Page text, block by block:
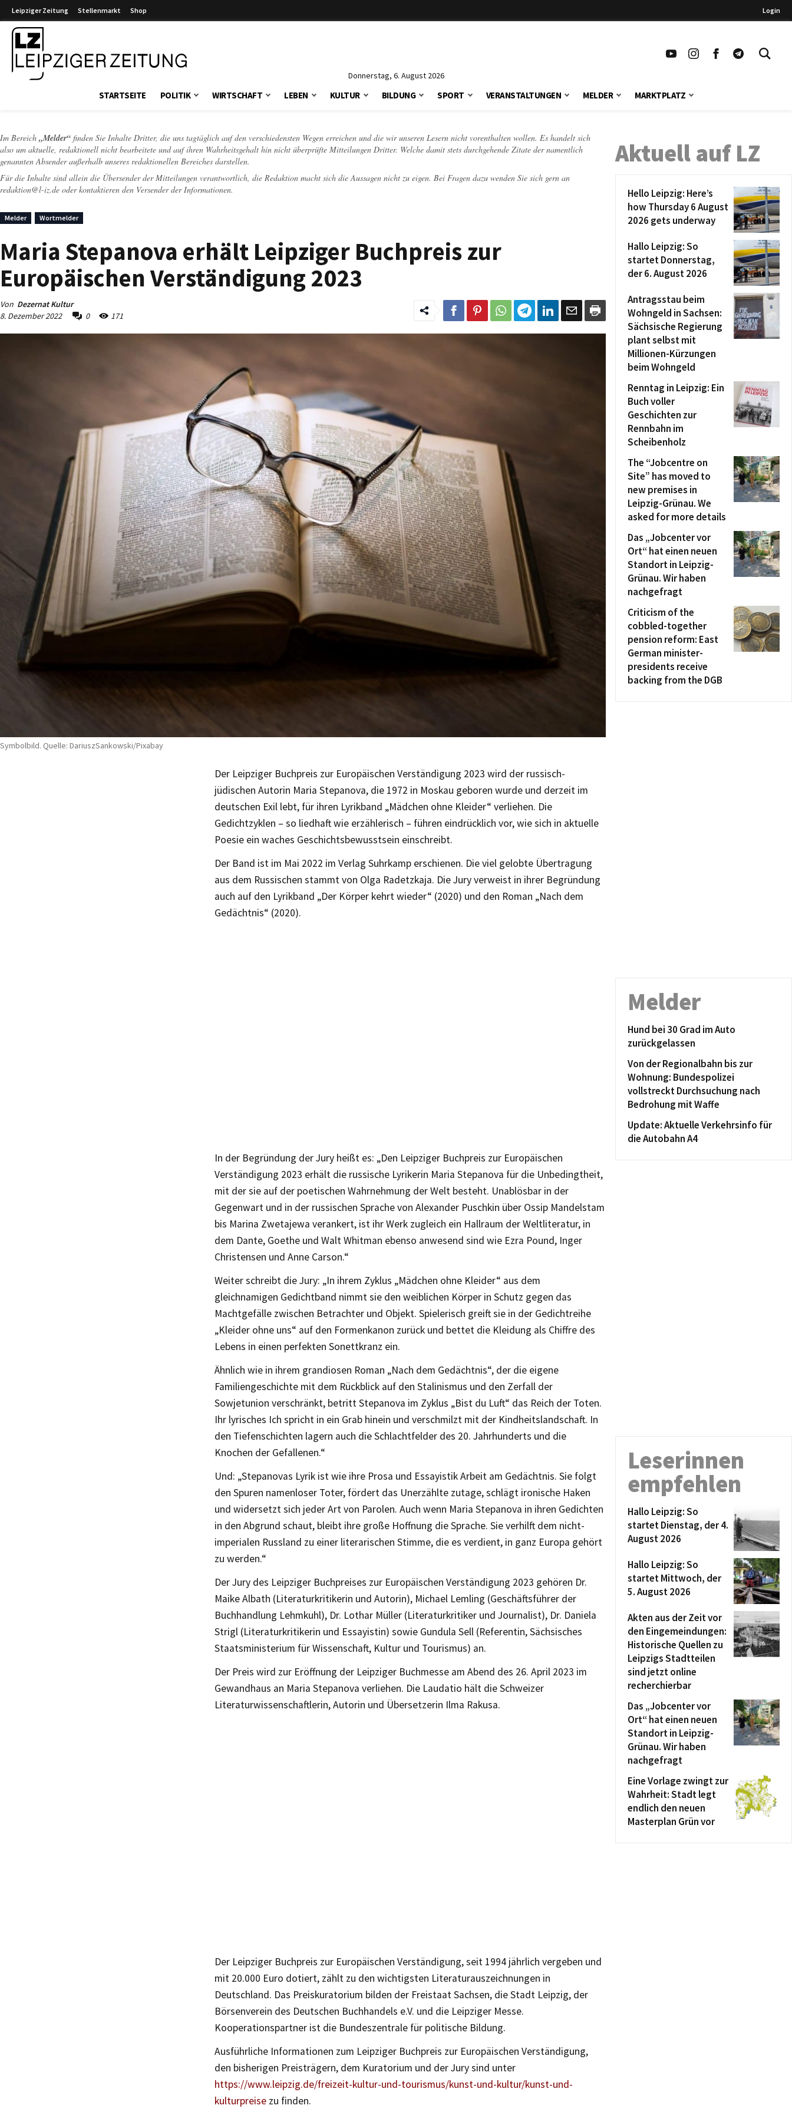
Leipziger Zeitung Stellenmarkt Shop Login
Donnerstag, 6. August 2026
STARTSEITE POLITIK WIRTSCHAFT LEBEN KULTUR BILDUNG SPORT VERANSTALTUNGEN MELDER MARKTPLATZ
Im Bereich „Melder“ finden Sie Inhalte Dritter, die uns tagtäglich auf den verschiedensten Wegen erreichen und die wir unseren Lesern nicht vorenthalten wollen. Es handelt sich
also um aktuelle, redaktionell nicht bearbeitete und auf ihren Wahrheitsgehalt hin nicht überprüfte Mitteilungen Dritter. Welche damit stets durchgehende Zitate der namentlich
genannten Absender außerhalb unseres redaktionellen Bereiches darstellen.
Für die Inhalte sind allein die Übersender der Mitteilungen verantwortlich, die Redaktion macht sich die Aussagen nicht zu eigen. Bei Fragen dazu wenden Sie sich gern an
redaktion@l-iz.de oder kontaktieren den Versender der Informationen.
Melder Wortmelder
Maria Stepanova erhält Leipziger Buchpreis zur
Europäischen Verständigung 2023
Von Dezernat Kultur
8. Dezember 2022
0 171
Symbolbild. Quelle: DariuszSankowski/Pixabay
Der Leipziger Buchpreis zur Europäischen Verständigung 2023 wird der russisch-
jüdischen Autorin Maria Stepanova, die 1972 in Moskau geboren wurde und derzeit im
deutschen Exil lebt, für ihren Lyrikband „Mädchen ohne Kleider“ verliehen. Die
Gedichtzyklen – so liedhaft wie erzählerisch – führen eindrücklich vor, wie sich in aktuelle
Poesie ein waches Geschichtsbewusstsein einschreibt.
Der Band ist im Mai 2022 im Verlag Suhrkamp erschienen. Die viel gelobte Übertragung
aus dem Russischen stammt von Olga Radetzkaja. Die Jury verweist in ihrer Begründung
auch auf den Lyrikband „Der Körper kehrt wieder“ (2020) und den Roman „Nach dem
Gedächtnis“ (2020).
In der Begründung der Jury heißt es: „Den Leipziger Buchpreis zur Europäischen
Verständigung 2023 erhält die russische Lyrikerin Maria Stepanova für die Unbedingtheit,
mit der sie auf der poetischen Wahrnehmung der Welt besteht. Unablösbar in der
Gegenwart und in der russischen Sprache von Alexander Puschkin über Ossip Mandelstam
bis Marina Zwetajewa verankert, ist ihr Werk zugleich ein Hallraum der Weltliteratur, in
dem Dante, Goethe und Walt Whitman ebenso anwesend sind wie Ezra Pound, Inger
Christensen und Anne Carson.“
Weiter schreibt die Jury: „In ihrem Zyklus „Mädchen ohne Kleider“ aus dem
gleichnamigen Gedichtband nimmt sie den weiblichen Körper in Schutz gegen das
Machtgefälle zwischen Betrachter und Objekt. Spielerisch greift sie in der Gedichtreihe
„Kleider ohne uns“ auf den Formenkanon zurück und bettet die Kleidung als Chiffre des
Lebens in einen perfekten Sonettkranz ein.
Ähnlich wie in ihrem grandiosen Roman „Nach dem Gedächtnis“, der die eigene
Familiengeschichte mit dem Rückblick auf den Stalinismus und den Zerfall der
Sowjetunion verschränkt, betritt Stepanova im Zyklus „Bist du Luft“ das Reich der Toten.
Ihr lyrisches Ich spricht in ein Grab hinein und verschmilzt mit der Kindheitslandschaft. In
den Tiefenschichten lagern auch die Schlachtfelder des 20. Jahrhunderts und die
Knochen der Gefallenen.“
Und: „Stepanovas Lyrik ist wie ihre Prosa und Essayistik Arbeit am Gedächtnis. Sie folgt
den Spuren namenloser Toter, fördert das Unerzählte zutage, schlägt ironische Haken
und widersetzt sich jeder Art von Parolen. Auch wenn Maria Stepanova in ihren Gedichten
in den Abgrund schaut, bleibt ihre große Hoffnung die Sprache. Sie verhilft dem nicht-
imperialen Russland zu einer literarischen Stimme, die es verdient, in ganz Europa gehört
zu werden.“
Der Jury des Leipziger Buchpreises zur Europäischen Verständigung 2023 gehören Dr.
Maike Albath (Literaturkritikerin und Autorin), Michael Lemling (Geschäftsführer der
Buchhandlung Lehmkuhl), Dr. Lothar Müller (Literaturkritiker und Journalist), Dr. Daniela
Strigl (Literaturkritikerin und Essayistin) sowie Gundula Sell (Referentin, Sächsisches
Staatsministerium für Wissenschaft, Kultur und Tourismus) an.
Der Preis wird zur Eröffnung der Leipziger Buchmesse am Abend des 26. April 2023 im
Gewandhaus an Maria Stepanova verliehen. Die Laudatio hält die Schweizer
Literaturwissenschaftlerin, Autorin und Übersetzerin Ilma Rakusa.
Der Leipziger Buchpreis zur Europäischen Verständigung, seit 1994 jährlich vergeben und
mit 20.000 Euro dotiert, zählt zu den wichtigsten Literaturauszeichnungen in
Deutschland. Das Preiskuratorium bilden der Freistaat Sachsen, die Stadt Leipzig, der
Börsenverein des Deutschen Buchhandels e.V. und die Leipziger Messe.
Kooperationspartner ist die Bundeszentrale für politische Bildung.
Ausführliche Informationen zum Leipziger Buchpreis zur Europäischen Verständigung,
den bisherigen Preisträgern, dem Kuratorium und der Jury sind unter
https://www.leipzig.de/freizeit-kultur-und-tourismus/kunst-und-kultur/kunst-und-
kulturpreise zu finden.
Aktuell auf LZ
Hello Leipzig: Here’s
how Thursday 6 August
2026 gets underway
Hallo Leipzig: So
startet Donnerstag,
der 6. August 2026
Antragsstau beim
Wohngeld in Sachsen:
Sächsische Regierung
plant selbst mit
Millionen-Kürzungen
beim Wohngeld
Renntag in Leipzig: Ein
Buch voller
Geschichten zur
Rennbahn im
Scheibenholz
The “Jobcentre on
Site” has moved to
new premises in
Leipzig-Grünau. We
asked for more details
Das „Jobcenter vor
Ort“ hat einen neuen
Standort in Leipzig-
Grünau. Wir haben
nachgefragt
Criticism of the
cobbled-together
pension reform: East
German minister-
presidents receive
backing from the DGB
Melder
Hund bei 30 Grad im Auto
zurückgelassen
Von der Regionalbahn bis zur
Wohnung: Bundespolizei
vollstreckt Durchsuchung nach
Bedrohung mit Waffe
Update: Aktuelle Verkehrsinfo für
die Autobahn A4
Leserinnen
empfehlen
Hallo Leipzig: So
startet Dienstag, der 4.
August 2026
Hallo Leipzig: So
startet Mittwoch, der
5. August 2026
Akten aus der Zeit vor
den Eingemeindungen:
Historische Quellen zu
Leipzigs Stadtteilen
sind jetzt online
recherchierbar
Das „Jobcenter vor
Ort“ hat einen neuen
Standort in Leipzig-
Grünau. Wir haben
nachgefragt
Eine Vorlage zwingt zur
Wahrheit: Stadt legt
endlich den neuen
Masterplan Grün vor